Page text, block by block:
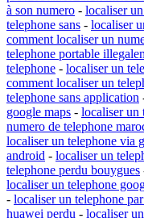
à son numero - localiser
telephone sans - localiser
comment localiser un
telephone portable
telephone - localiser un
comment localiser un
telephone sans application
google maps - localiser un
numero de telephone
localiser un telephone via
android - localiser un
telephone perdu bouygues
localiser un telephone
- localiser un telephone
huawei perdu - localiser